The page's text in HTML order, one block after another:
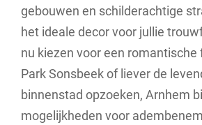
gebouwen en schilderachtige
het ideale decor voor jullie
nu kiezen voor een romantische
Park Sonsbeek of liever de
binnenstad opzoeken, Arnhem
mogelijkheden voor